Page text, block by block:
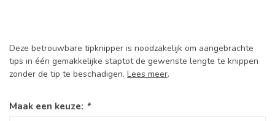
Deze betrouwbare tipknipper is noodzakelijk om aangebrachte
tips in één gemakkelijke staptot de gewenste lengte te knippen
zonder de tip te beschadigen. Lees meer.
Maak een keuze: *